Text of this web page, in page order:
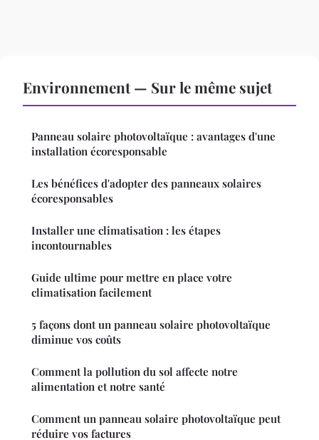
Environnement — Sur le même sujet
Panneau solaire photovoltaïque : avantages d'une
installation écoresponsable
Les bénéfices d'adopter des panneaux solaires
écoresponsables
Installer une climatisation : les étapes
incontournables
Guide ultime pour mettre en place votre
climatisation facilement
5 façons dont un panneau solaire photovoltaïque
diminue vos coûts
Comment la pollution du sol affecte notre
alimentation et notre santé
Comment un panneau solaire photovoltaïque peut
réduire vos factures